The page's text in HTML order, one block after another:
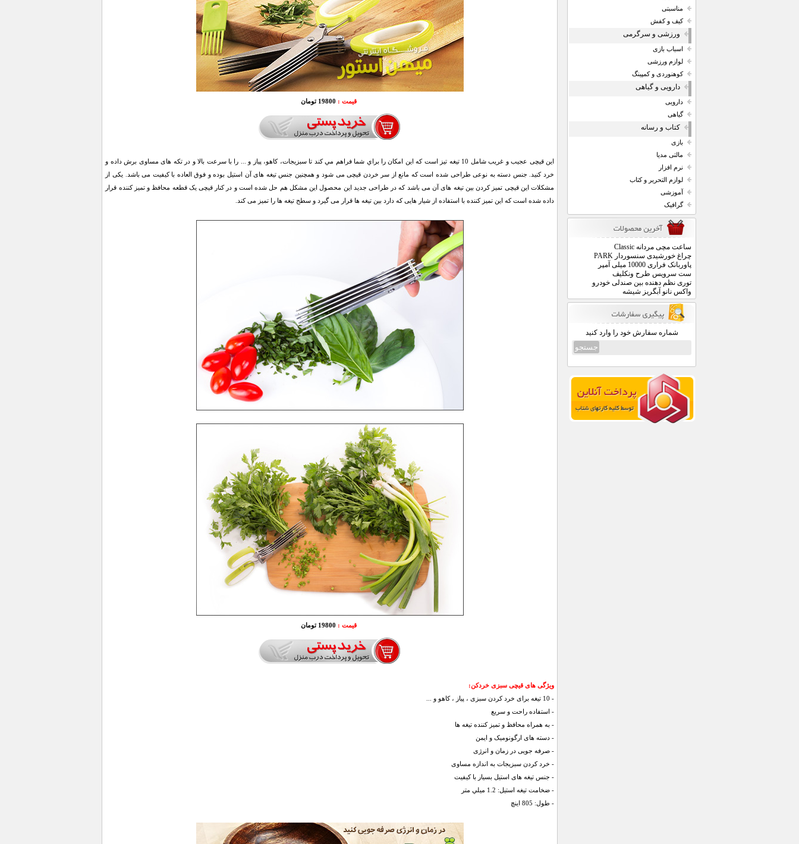
مناسبتی
کیف و کفش
ورزشی و سرگرمی
اسباب بازی
لوازم ورزشی
کوهنوردی و کمپینگ
دارویی و گیاهی
دارویی
گیاهی
کتاب و رسانه
بازی
مالتی مدیا
نرم افزار
لوازم التحریر و کتاب
آموزشی
گرافیک
ساعت مچی مردانه Classic
چراغ خورشیدی سنسوردار PARK
پاوربانک فراری 10000 میلی آمپر
ست سرویس طرح ونکلیف
توری نظم دهنده بین صندلی خودرو
واکس نانو آبگریز شیشه
شماره سفارش خود را وارد کنید
قیمت : 19800 تومان
اين قیچی عجيب و غريب شامل 10 تيغه تيز است كه اين امكان را براي شما فراهم مي كند تا سبزيجات، کاهو، پیاز و ... را با سرعت بالا و در تکه های مساوی برش داده و
خرد كنيد. جنس دسته به نوعی طراحی شده است که مانع از سر خردن قیچی می شود و همچنین جنس تیغه های آن استیل بوده و فوق العاده با کیفیت می باشد. یکی از
مشکلات این قیچی تمیز کردن بین تیغه های آن می باشد که در طراحی جدید این محصول این مشکل هم حل شده است و در کنار قیچی یک قطعه محافظ و تمیز کننده قرار
داده شده است که این تمیز کننده با استفاده از شیار هایی که دارد بین تیغه ها قرار می گیرد و سطح تیغه ها را تمیز می کند.
قیمت : 19800 تومان
ویژگی های قیچی سبزی خردکن:
- 10 تیغه برای خرد کردن سبزی ، پیاز ، کاهو و ...
- استفاده راحت و سریع
- به همراه محافظ و تمیز کننده تیغه ها
- دسته های ارگونومیک و ایمن
- صرفه جویی در زمان و انرژی
- خرد کردن سبزیجات به اندازه مساوی
- جنس تیغه های استیل بسیار با کیفیت
- ضخامت تيغه استيل: 1.2 ميلي متر
- طول: 805 اینچ